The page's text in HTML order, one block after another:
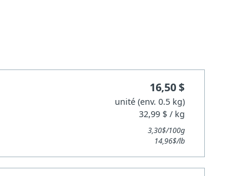
16,50 $
unité (env. 0.5 kg)
32,99 $ / kg
3,30$/100g
14,96$/lb